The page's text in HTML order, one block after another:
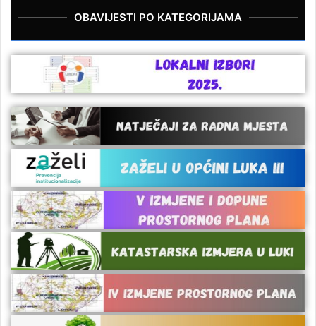
OBAVIJESTI PO KATEGORIJAMA